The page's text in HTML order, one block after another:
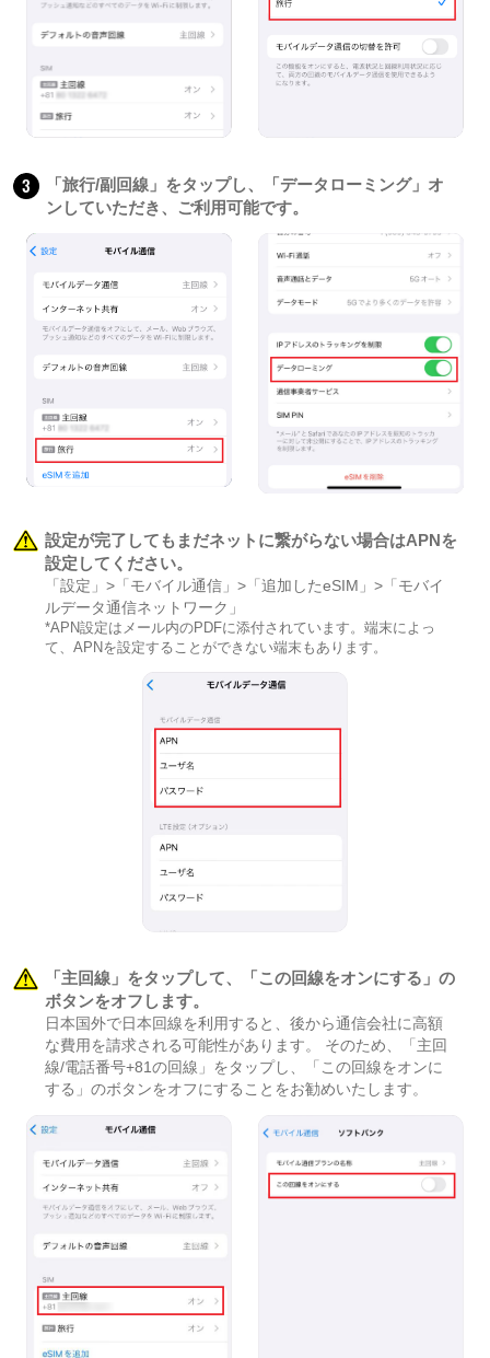
3
「旅行/副回線」をタップし、「データローミング」オ
ンしていただき、ご利用可能です。
設定が完了してもまだネットに繋がらない場合はAPNを
設定してください。
「設定」>「モバイル通信」>「追加したeSIM」>「モバイ
ルデータ通信ネットワーク」
*APN設定はメール内のPDFに添付されています。端末によっ
て、APNを設定することができない端末もあります。
「主回線」をタップして、「この回線をオンにする」の
ボタンをオフします。
日本国外で日本回線を利用すると、後から通信会社に高額
な費用を請求される可能性があります。 そのため、「主回
線/電話番号+81の回線」をタップし、「この回線をオンに
する」のボタンをオフにすることをお勧めいたします。